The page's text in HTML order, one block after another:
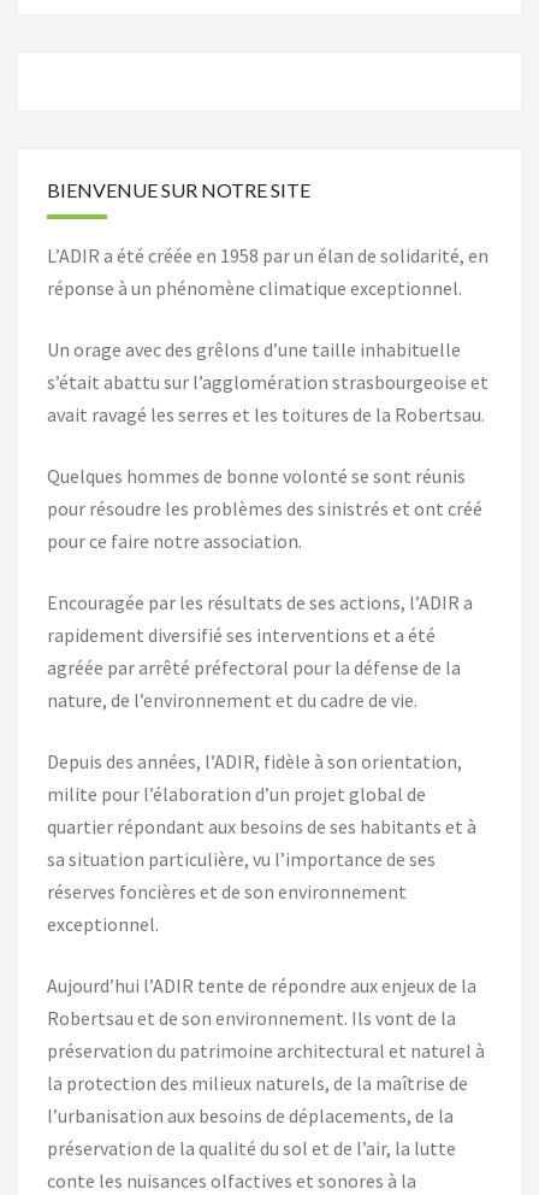
BIENVENUE SUR NOTRE SITE
L’ADIR a été créée en 1958 par un élan de solidarité, en
réponse à un phénomène climatique exceptionnel.
Un orage avec des grêlons d’une taille inhabituelle
s’était abattu sur l’agglomération strasbourgeoise et
avait ravagé les serres et les toitures de la Robertsau.
Quelques hommes de bonne volonté se sont réunis
pour résoudre les problèmes des sinistrés et ont créé
pour ce faire notre association.
Encouragée par les résultats de ses actions, l’ADIR a
rapidement diversifié ses interventions et a été
agréée par arrêté préfectoral pour la défense de la
nature, de l’environnement et du cadre de vie.
Depuis des années, l’ADIR, fidèle à son orientation,
milite pour l’élaboration d’un projet global de
quartier répondant aux besoins de ses habitants et à
sa situation particulière, vu l’importance de ses
réserves foncières et de son environnement
exceptionnel.
Aujourd’hui l’ADIR tente de répondre aux enjeux de la
Robertsau et de son environnement. Ils vont de la
préservation du patrimoine architectural et naturel à
la protection des milieux naturels, de la maîtrise de
l’urbanisation aux besoins de déplacements, de la
préservation de la qualité du sol et de l’air, la lutte
conte les nuisances olfactives et sonores à la